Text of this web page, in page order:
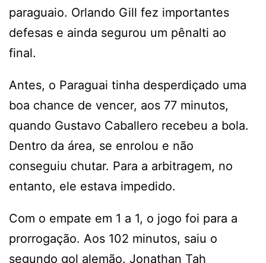
paraguaio. Orlando Gill fez importantes
defesas e ainda segurou um pênalti ao
final.
Antes, o Paraguai tinha desperdiçado uma
boa chance de vencer, aos 77 minutos,
quando Gustavo Caballero recebeu a bola.
Dentro da área, se enrolou e não
conseguiu chutar. Para a arbitragem, no
entanto, ele estava impedido.
Com o empate em 1 a 1, o jogo foi para a
prorrogação. Aos 102 minutos, saiu o
segundo gol alemão. Jonathan Tah